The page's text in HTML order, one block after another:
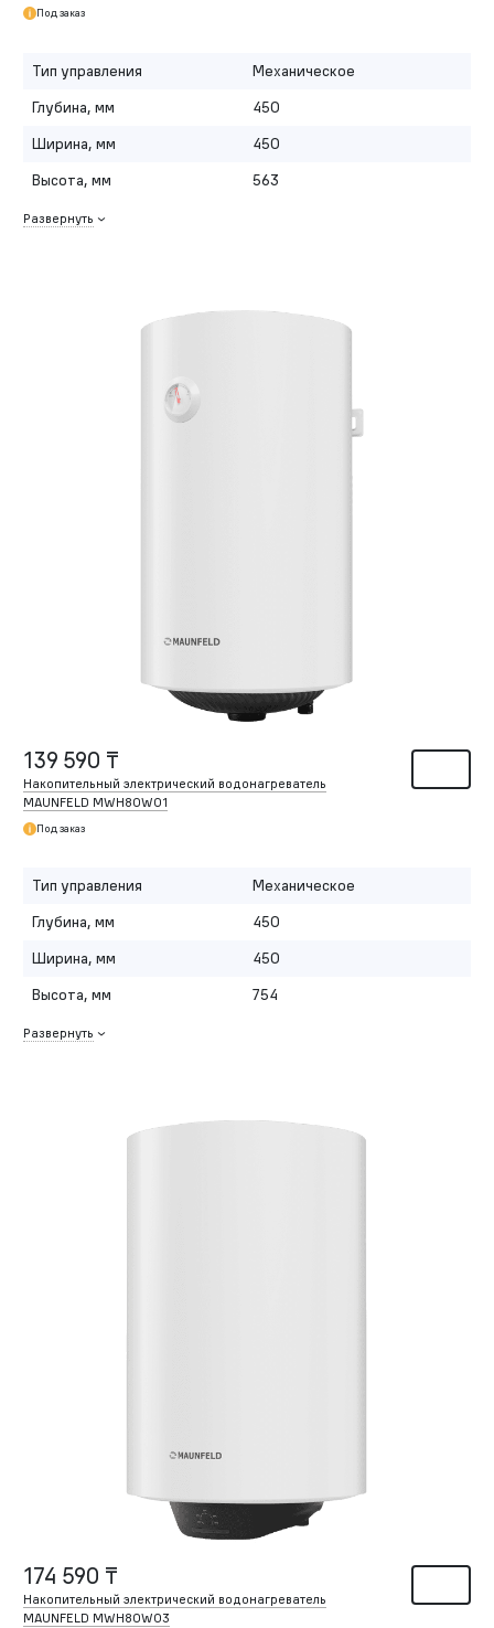
Под заказ
Тип управления
Механическое
Глубина, мм
450
Ширина, мм
450
Высота, мм
563
Развернуть
139 590 ₸
Накопительный электрический водонагреватель
MAUNFELD MWH80W01
Под заказ
Тип управления
Механическое
Глубина, мм
450
Ширина, мм
450
Высота, мм
754
Развернуть
174 590 ₸
Накопительный электрический водонагреватель
MAUNFELD MWH80W03